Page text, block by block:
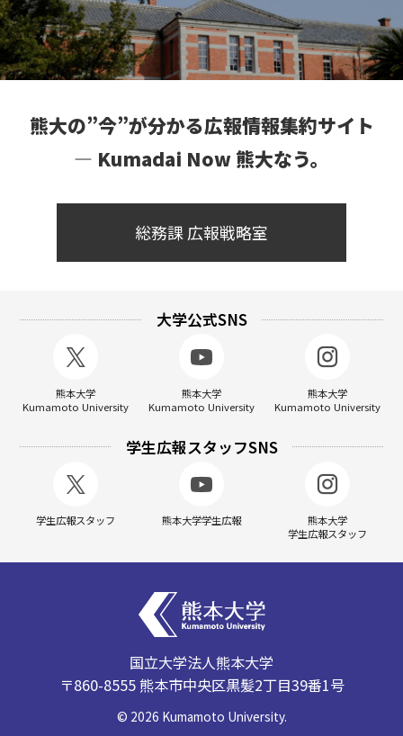
熊大の”今”が分かる広報情報集約サイト
― Kumadai Now 熊大なう。
総務課 広報戦略室
大学公式SNS
熊本大学
Kumamoto University
熊本大学
Kumamoto University
熊本大学
Kumamoto University
学生広報スタッフSNS
学生広報スタッフ 熊本大学学生広報
熊本大学
学生広報スタッフ
国立大学法人熊本大学
〒860-8555 熊本市中央区黒髪2丁目39番1号
© 2026 Kumamoto University.